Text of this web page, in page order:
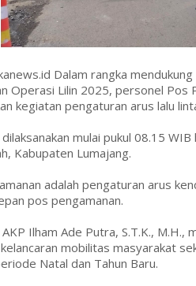
Dalam rangka
Operasi Lilin 2025, personel Pos
kegiatan pengaturan arus lalu
mulai pukul 08.15
Kabupaten Lumajang.
adalah pengaturan arus
pos pengamanan.
Ilham Ade Putra, S.T.K.,
mobilitas masyarakat
Natal dan Tahun Baru.